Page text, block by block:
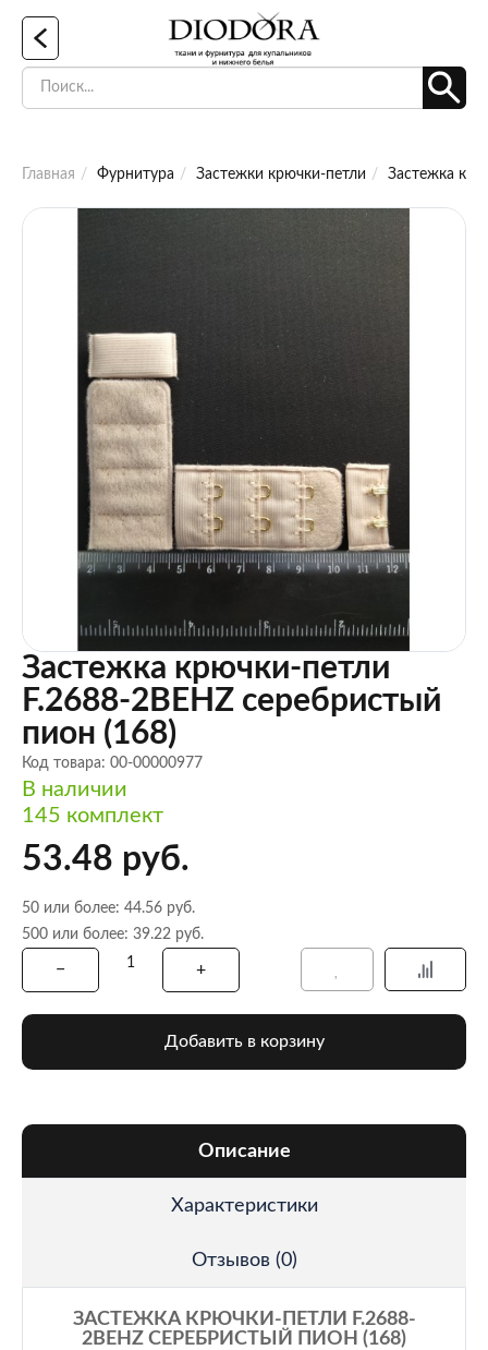
Главная Фурнитура Застежки крючки-петли Застежка
Застежка крючки-петли
F.2688-2BEHZ серебристый
пион (168)
Код товара: 00-00000977
В наличии
145 комплект
53.48 руб.
50 или более: 44.56 руб.
500 или более: 39.22 руб.
Добавить в корзину
Описание
Характеристики
Отзывов (0)
ЗАСТЕЖКА КРЮЧКИ-ПЕТЛИ F.2688-
2BEHZ СЕРЕБРИСТЫЙ ПИОН (168)